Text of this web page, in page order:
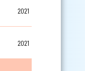
2021
2021